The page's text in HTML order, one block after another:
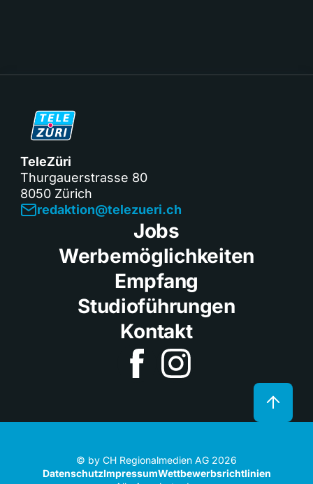
TeleZüri
Thurgauerstrasse 80
8050 Zürich
redaktion@telezueri.ch
Jobs
Werbemöglichkeiten
Empfang
Studioführungen
Kontakt
© by CH Regionalmedien AG 2026
DatenschutzImpressumWettbewerbsrichtlinien